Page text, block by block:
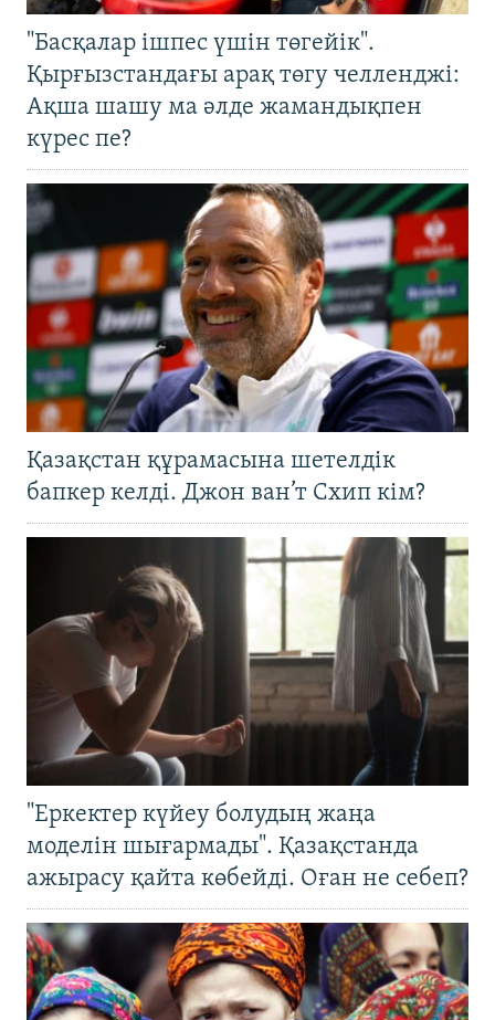
"Басқалар ішпес үшін төгейік".
Қырғызстандағы арақ төгу челленджі:
Ақша шашу ма әлде жамандықпен
күрес пе?
Қазақстан құрамасына шетелдік
бапкер келді. Джон ван’т Схип кім?
"Еркектер күйеу болудың жаңа
моделін шығармады". Қазақстанда
ажырасу қайта көбейді. Оған не себеп?